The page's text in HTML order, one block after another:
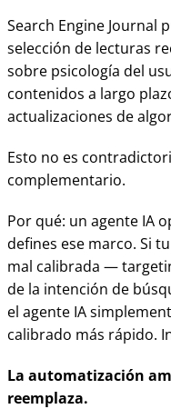
Search Engine Journal
selección de lecturas
sobre psicología del
contenidos a largo
actualizaciones de
Esto no es
complementario.
Por qué: un agente IA
defines ese marco. Si
mal calibrada —
de la intención de
el agente IA
calibrado más rápido.
La automatización
reemplaza.